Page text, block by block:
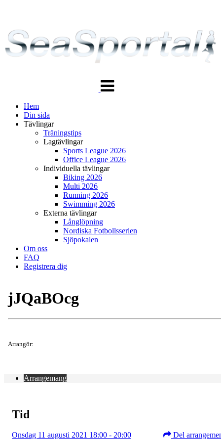
navigering
Hem
Din sida
Tävlingar
Träningstips
Lagtävlingar
Sports League 2026
Office League 2026
Individuella tävlingar
Biking 2026
Multi 2026
Running 2026
Swimming 2026
Externa tävlingar
Långlöpning
Nordiska Fotbollsserien
Sjöpokalen
Om oss
FAQ
Registrera dig
jJQaBOcg
Arrangör:
Arrangemang
Tid
Onsdag 11 augusti 2021 18:00 - 20:00 Del